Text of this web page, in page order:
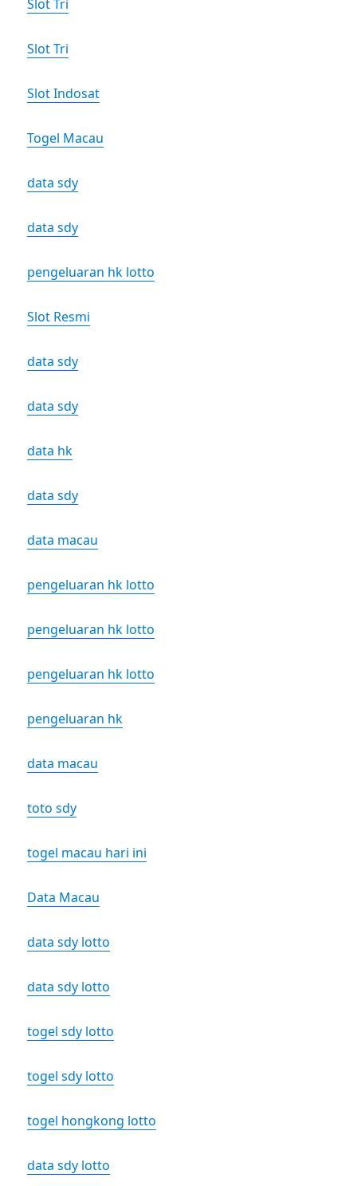
Slot Tri
Slot Tri
Slot Indosat
Togel Macau
data sdy
data sdy
pengeluaran hk lotto
Slot Resmi
data sdy
data sdy
data hk
data sdy
data macau
pengeluaran hk lotto
pengeluaran hk lotto
pengeluaran hk lotto
pengeluaran hk
data macau
toto sdy
togel macau hari ini
Data Macau
data sdy lotto
data sdy lotto
togel sdy lotto
togel sdy lotto
togel hongkong lotto
data sdy lotto